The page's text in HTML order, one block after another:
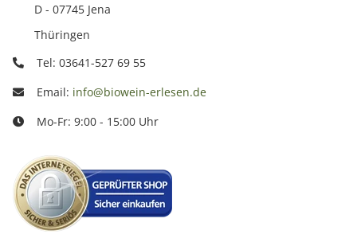
D - 07745 Jena
Thüringen
Tel: 03641-527 69 55
Email: info@biowein-erlesen.de
Mo-Fr: 9:00 - 15:00 Uhr